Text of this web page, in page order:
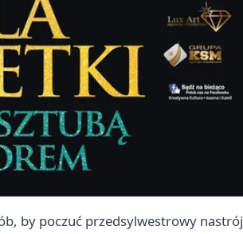
by poczuć przedsylwestrowy nastrój